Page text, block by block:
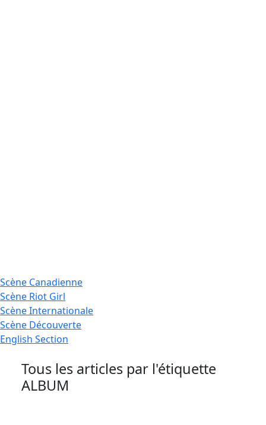
Scène Canadienne
Scène Riot Girl
ScèneInternationale
Scène Découverte
English Section
Tous les articles par l'étiquette
ALBUM